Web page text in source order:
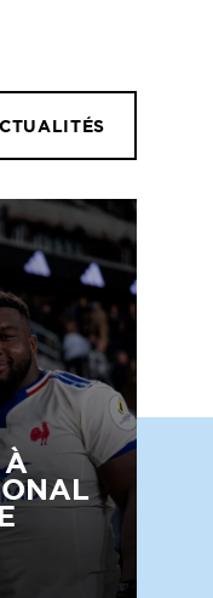
À